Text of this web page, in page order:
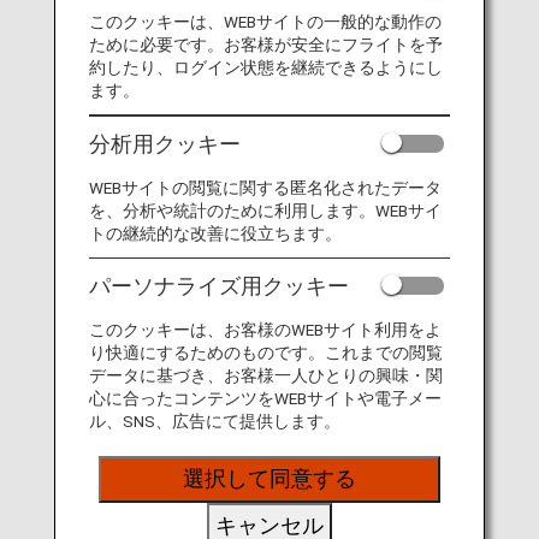
米国から承認を受けた国籍の方（日本国籍を含む）
* 18歳未満の方は、親、法定後見人いずれかの同意
書が必要です。
対象の国籍については、
ご参照ください。
利用可能空港
ANAグループ運航便が到着する米国の全空港ならびにバ
ンクーバー国際空港
申請手数料
* 18歳未満の方は、親、法定後見人のいずれかが
このクッキーは、WEBサイトの一般的な動作の
ために必要です。お客様が安全にフライトを予
約したり、ログイン状態を継続できるようにし
ます。
分析用クッキー
WEBサイトの閲覧に関する匿名化されたデータ
を、分析や統計のために利用します。WEBサイ
トの継続的な改善に役立ちます。
パーソナライズ用クッキー
このクッキーは、お客様のWEBサイト利用をよ
り快適にするためのものです。これまでの閲覧
データに基づき、お客様一人ひとりの興味・関
心に合ったコンテンツをWEBサイトや電子メー
ル、SNS、広告にて提供します。
選択して同意する
キャンセル